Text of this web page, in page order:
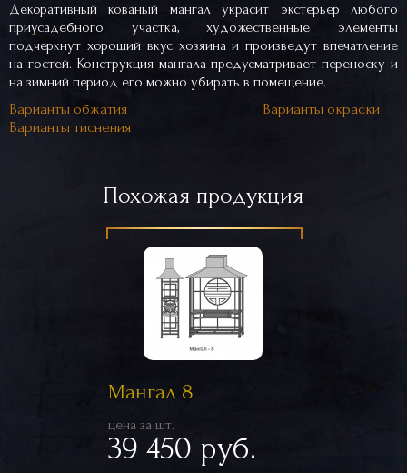
Декоративный кованый мангал украсит экстерьер любого
приусадебного участка, художественные элементы
подчеркнут хороший вкус хозяина и произведут впечатление
на гостей. Конструкция мангала предусматривает переноску и
на зимний период его можно убирать в помещение.
Варианты обжатия
Варианты окраски
Варианты тиснения
Похожая продукция
Мангал 8
цена за шт.
39 450 руб.